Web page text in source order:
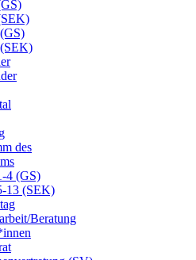
des
4 (GS)
13 (SEK)
Beratung